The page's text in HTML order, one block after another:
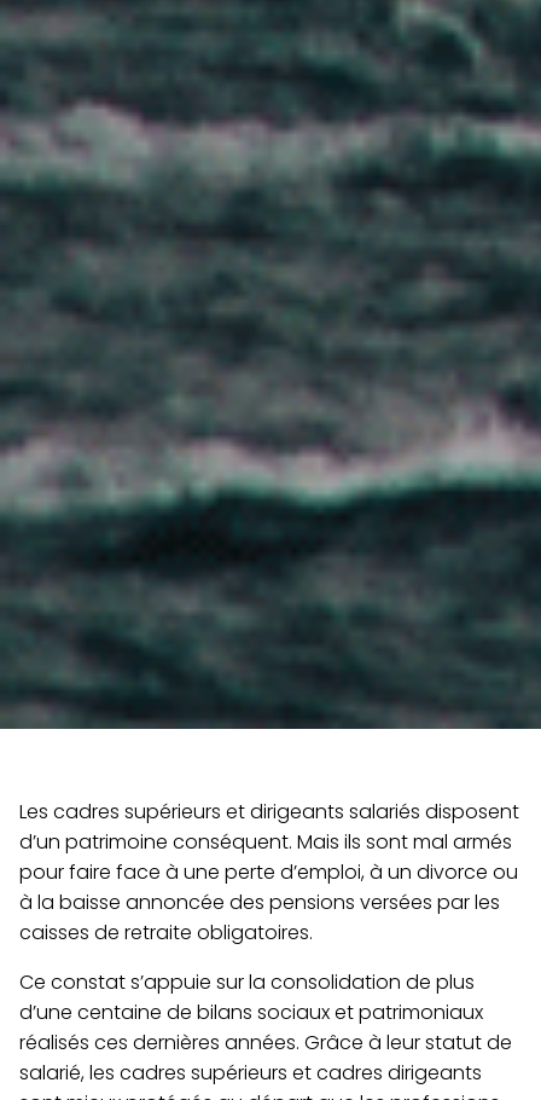
Les cadres supérieurs et dirigeants salariés disposent
d’un patrimoine conséquent. Mais ils sont mal armés
pour faire face à une perte d’emploi, à un divorce ou
à la baisse annoncée des pensions versées par les
caisses de retraite obligatoires.
Ce constat s’appuie sur la consolidation de plus
d’une centaine de bilans sociaux et patrimoniaux
réalisés ces dernières années. Grâce à leur statut de
salarié, les cadres supérieurs et cadres dirigeants